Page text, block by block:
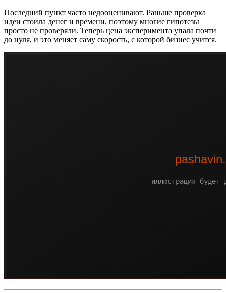
Последний пункт часто недооценивают. Раньше проверка
идеи стоила денег и времени, поэтому многие гипотезы
просто не проверяли. Теперь цена эксперимента упала почти
до нуля, и это меняет саму скорость, с которой бизнес учится.